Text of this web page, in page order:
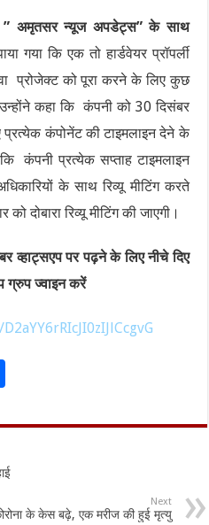
” अमृतसर न्यूज अपडेट्स” के साथ
गया कि एक तो हार्डवेयर प्रॉपर्ली
प्रोजेक्ट को पूरा करने के लिए कुछ
कहा कि कंपनी को 30 दिसंबर
कंपोनेंट की टाइमलाइन देने के
कंपनी प्रत्येक सप्ताह टाइमलाइन
के साथ रिव्यू मीटिंग करते
दोबारा रिव्यू मीटिंग की जाएगी।
पर पढ़ने के लिए नीचे दिए
ग्रुप ज्वाइन करें
ar
e
Next
के केस बढ़े, एक मरीज की हुई मृत्यु